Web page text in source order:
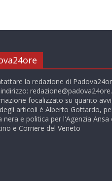
la redazione di
focalizzato su quanto
articoli è Alberto Gottardo,
nera e politica per l'Agenzia
e Corriere del Veneto